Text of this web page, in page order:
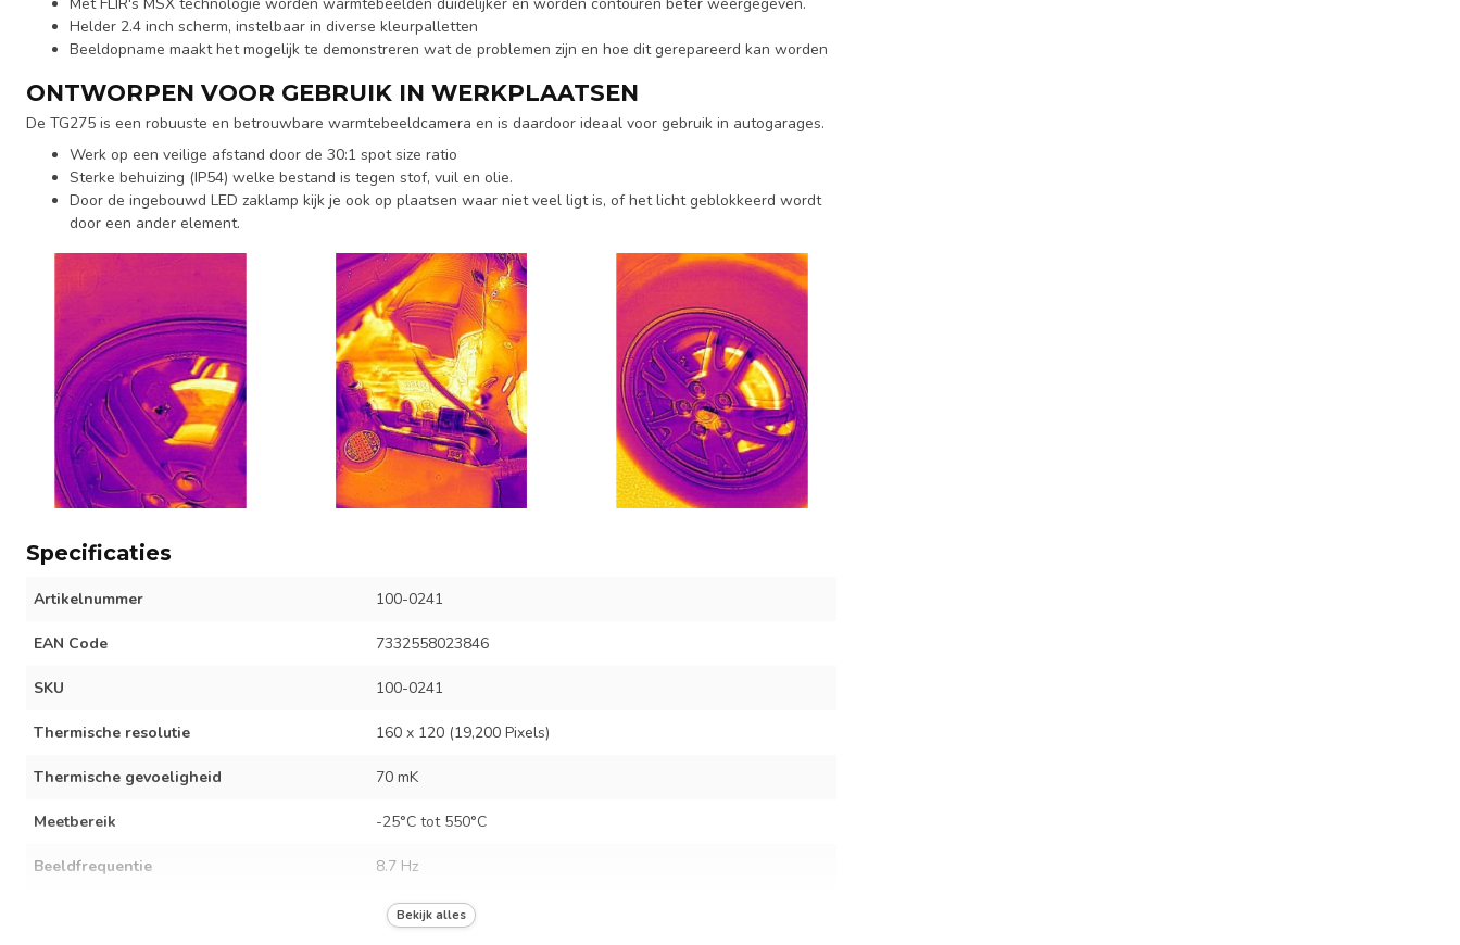
Helder 2.4 inch scherm, instelbaar in diverse kleurpalletten
Beeldopname maakt het mogelijk te demonstreren wat de problemen zijn en hoe dit gerepareerd kan worden
ONTWORPEN VOOR GEBRUIK IN WERKPLAATSEN
De TG275 is een robuuste en betrouwbare warmtebeeldcamera en is daardoor ideaal voor gebruik in autogarages.
Werk op een veilige afstand door de 30:1 spot size ratio
Sterke behuizing (IP54) welke bestand is tegen stof, vuil en olie.
Door de ingebouwd LED zaklamp kijk je ook op plaatsen waar niet veel ligt is, of het licht geblokkeerd wordt
door een ander element.
Specificaties
Artikelnummer 100-0241
EAN Code 7332558023846
SKU 100-0241
Thermische resolutie 160 x 120 (19,200 Pixels)
Thermische gevoeligheid 70 mK
Meetbereik -25°C tot 550°C
Beeldfrequentie 8.7 Hz
VastBekijk alles